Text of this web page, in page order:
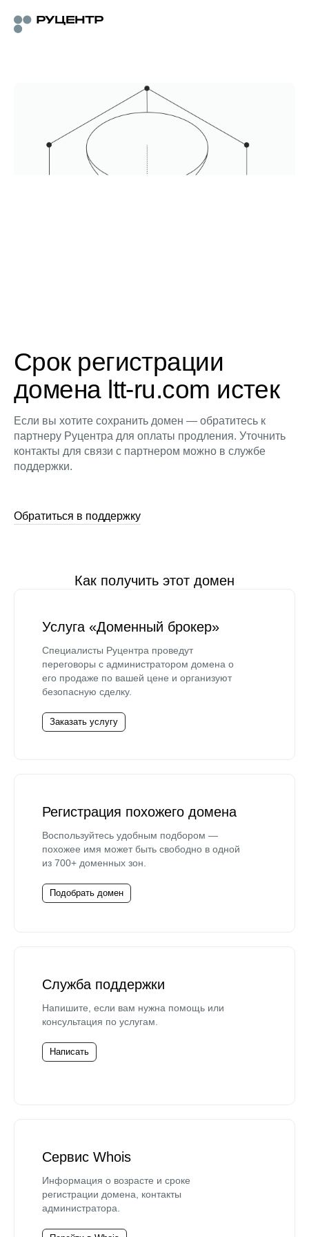
Срок регистрации
домена ltt-ru.com истек
Если вы хотите сохранить домен — обратитесь к
партнеру Руцентра для оплаты продления. Уточнить
контакты для связи с партнером можно в службе
поддержки.
Обратиться в поддержку
Как получить этот домен
Услуга «Доменный брокер»
Специалисты Руцентра проведут
переговоры с администратором домена о
его продаже по вашей цене и организуют
безопасную сделку.
Заказать услугу
Регистрация похожего домена
Воспользуйтесь удобным подбором —
похожее имя может быть свободно в одной
из 700+ доменных зон.
Подобрать домен
Служба поддержки
Напишите, если вам нужна помощь или
консультация по услугам.
Написать
Сервис Whois
Информация о возрасте и сроке
регистрации домена, контакты
администратора.